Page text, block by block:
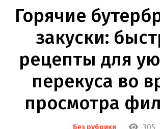
Горячие
закуски:
рецепты для
перекуса во
просмотра
Без рубрики